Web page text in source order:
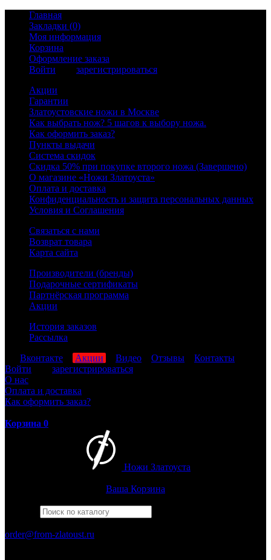
Главная
Закладки (0)
Моя информация
Корзина
Оформление заказа
Войти
зарегистрироваться
Акции
Гарантии
Златоустовские ножи в Москве
Как выбрать нож? 5 шагов к выбору ножа.
Как оформить заказ?
Пункты выдачи
Система скидок
Скидка 50% при покупке второго ножа (Завершено)
О магазине «Ножи Златоуста»
Оплата и доставка
Конфиденциальность и защита персональных данных
Условия и Соглашения
Связаться с нами
Возврат товара
Карта сайта
Производители (бренды)
Подарочные сертификаты
Партнёрская программа
Акции
История заказов
Рассылка
Вконтакте Акции Видео Отзывы
Контакты
Войти
зарегистрироваться
О нас
Оплата и доставка
Как оформить заказ?
Корзина 0
Ножи Златоуста
Ваша Корзина
order@from-zlatoust.ru